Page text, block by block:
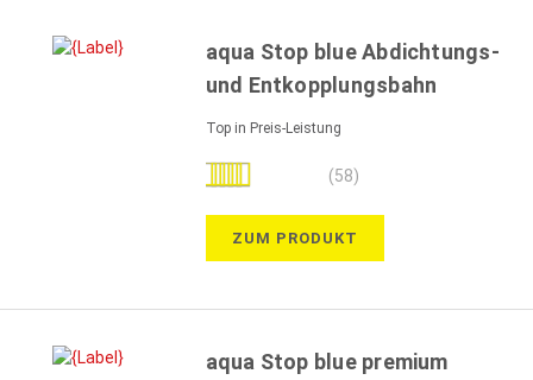
aqua Stop blue Abdichtungs-
und Entkopplungsbahn
Top in Preis-Leistung
Bewertung: (58)
ZUM PRODUKT
aqua Stop blue premium